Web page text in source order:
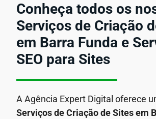
Conheça todos os
Serviços de Criação
em Barra Funda e
SEO para Sites
A Agência Expert Digital oferece
Serviços de Criação de Sites em